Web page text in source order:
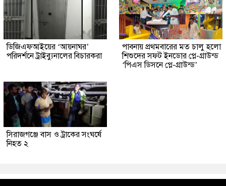
ডিজিএফআইয়ের ‘আয়নাঘর’
পরিদর্শনে ট্রাইব্যুনালের বিচারকরা
পাবনায় প্রথমবারের মত চালু হলো
শিশুদের সফট ইনডোর প্লে-গ্রাউন্ড
‘পিএস ডিসনে প্লে-গ্রাউন্ড’
সিরাজগঞ্জে বাস ও ট্রাকের সংঘর্ষে
নিহত ২